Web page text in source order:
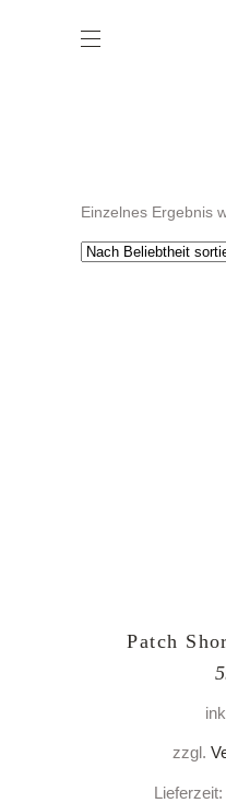
Einzelnes Ergebnis
Patch
zzgl.
Lieferzeit: